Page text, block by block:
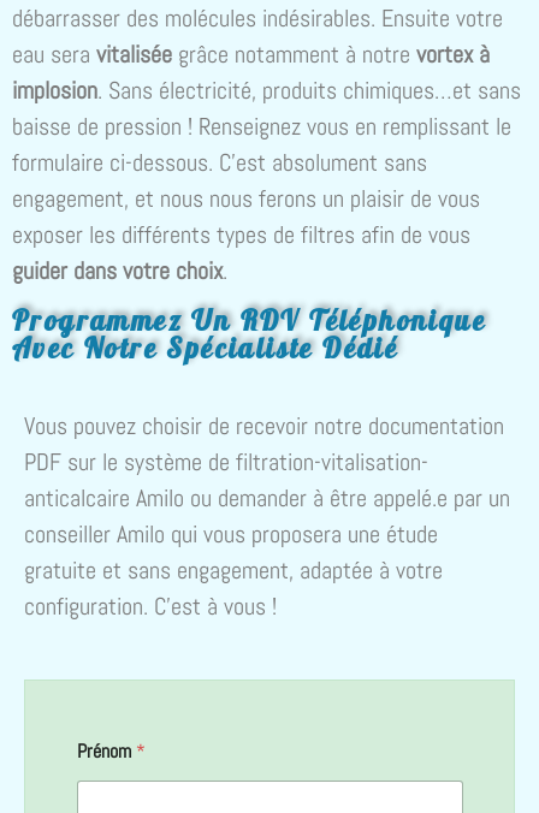
débarrasser des molécules indésirables. Ensuite votre
eau sera vitalisée grâce notamment à notre vortex à
implosion. Sans électricité, produits chimiques…et sans
baisse de pression ! Renseignez vous en remplissant le
formulaire ci-dessous. C’est absolument sans
engagement, et nous nous ferons un plaisir de vous
exposer les différents types de filtres afin de vous
guider dans votre choix.
Programmez Un RDV Téléphonique
Avec Notre Spécialiste Dédié
Vous pouvez choisir de recevoir notre documentation
PDF sur le système de filtration-vitalisation-
anticalcaire Amilo ou demander à être appelé.e par un
conseiller Amilo qui vous proposera une étude
gratuite et sans engagement, adaptée à votre
configuration. C’est à vous !
Prénom *